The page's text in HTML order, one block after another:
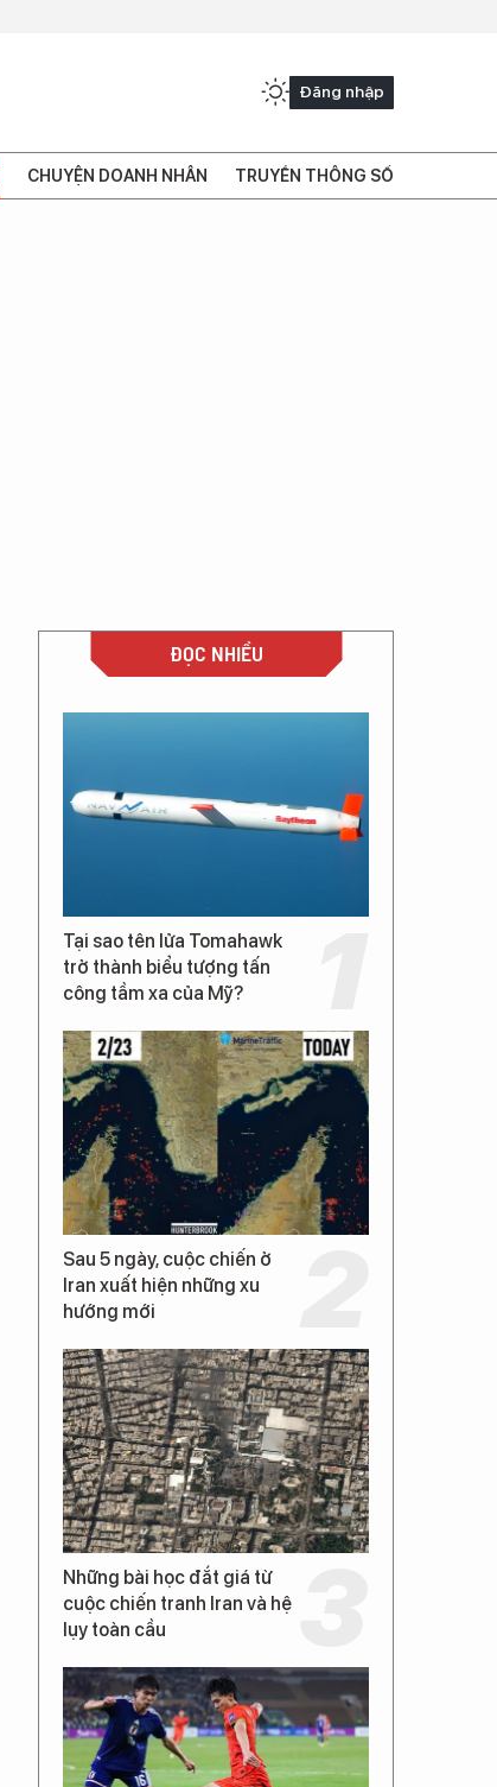
Đăng nhập
CHUYỆN DOANH NHÂN TRUYỀN THÔNG SỐ
ĐỌC NHIỀU
Tại sao tên lửa Tomahawk
trở thành biểu tượng tấn
công tầm xa của Mỹ?
Sau 5 ngày, cuộc chiến ở
Iran xuất hiện những xu
hướng mới
Những bài học đắt giá từ
cuộc chiến tranh Iran và hệ
lụy toàn cầu